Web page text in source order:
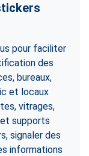
pour faciliter
des
bureaux,
et locaux
vitrages,
supports
signaler des
informations